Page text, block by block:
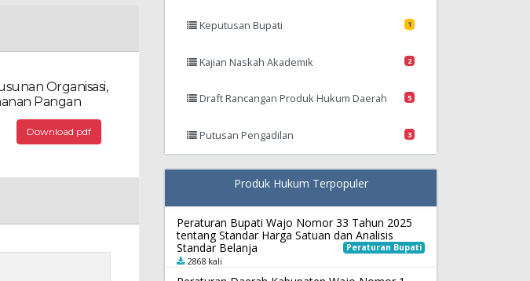
Organisasi,
Pangan
Download pdf
Keputusan Bupati 1
Kajian Naskah Akademik 2
Draft Rancangan Produk Hukum Daerah 5
Putusan Pengadilan 3
Produk Hukum Terpopuler
Peraturan Bupati Wajo Nomor 33 Tahun 2025
tentang Standar Harga Satuan dan Analisis
Standar Belanja
Peraturan Bupati
2868 kali